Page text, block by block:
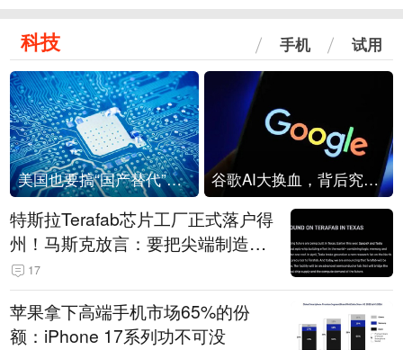
科技 手机 试用
美国也要搞“国产替代”？先算清三笔账 谷歌AI大换血，背后究竟发生了什么？
特斯拉Terafab芯片工厂正式落户得
州！马斯克放言：要把尖端制造带
回美国
17
苹果拿下高端手机市场65%的份
额：iPhone 17系列功不可没